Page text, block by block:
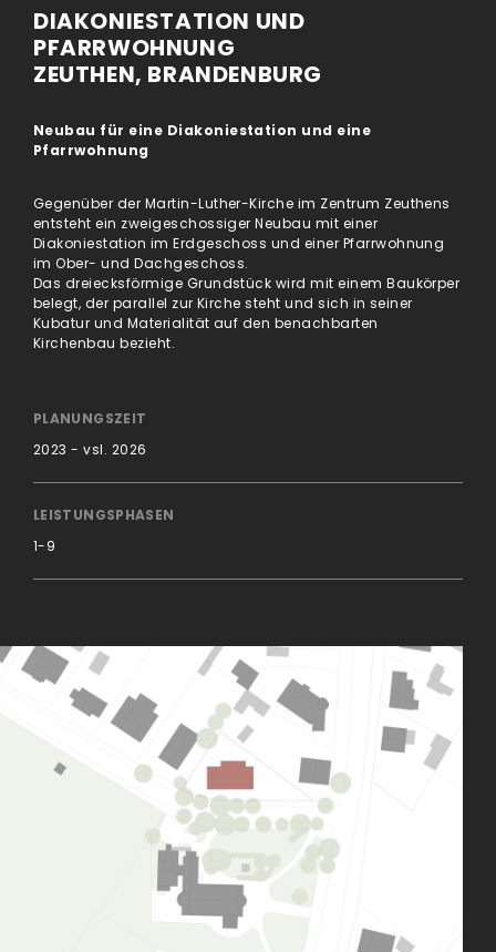
DIAKONIESTATION UND
PFARRWOHNUNG
ZEUTHEN, BRANDENBURG
Neubau für eine Diakoniestation und eine
Pfarrwohnung
Gegenüber der Martin-Luther-Kirche im Zentrum Zeuthens
entsteht ein zweigeschossiger Neubau mit einer
Diakoniestation im Erdgeschoss und einer Pfarrwohnung
im Ober- und Dachgeschoss.
Das dreiecksförmige Grundstück wird mit einem Baukörper
belegt, der parallel zur Kirche steht und sich in seiner
Kubatur und Materialität auf den benachbarten
Kirchenbau bezieht.
PLANUNGSZEIT
2023 - vsl. 2026
LEISTUNGSPHASEN
1-9